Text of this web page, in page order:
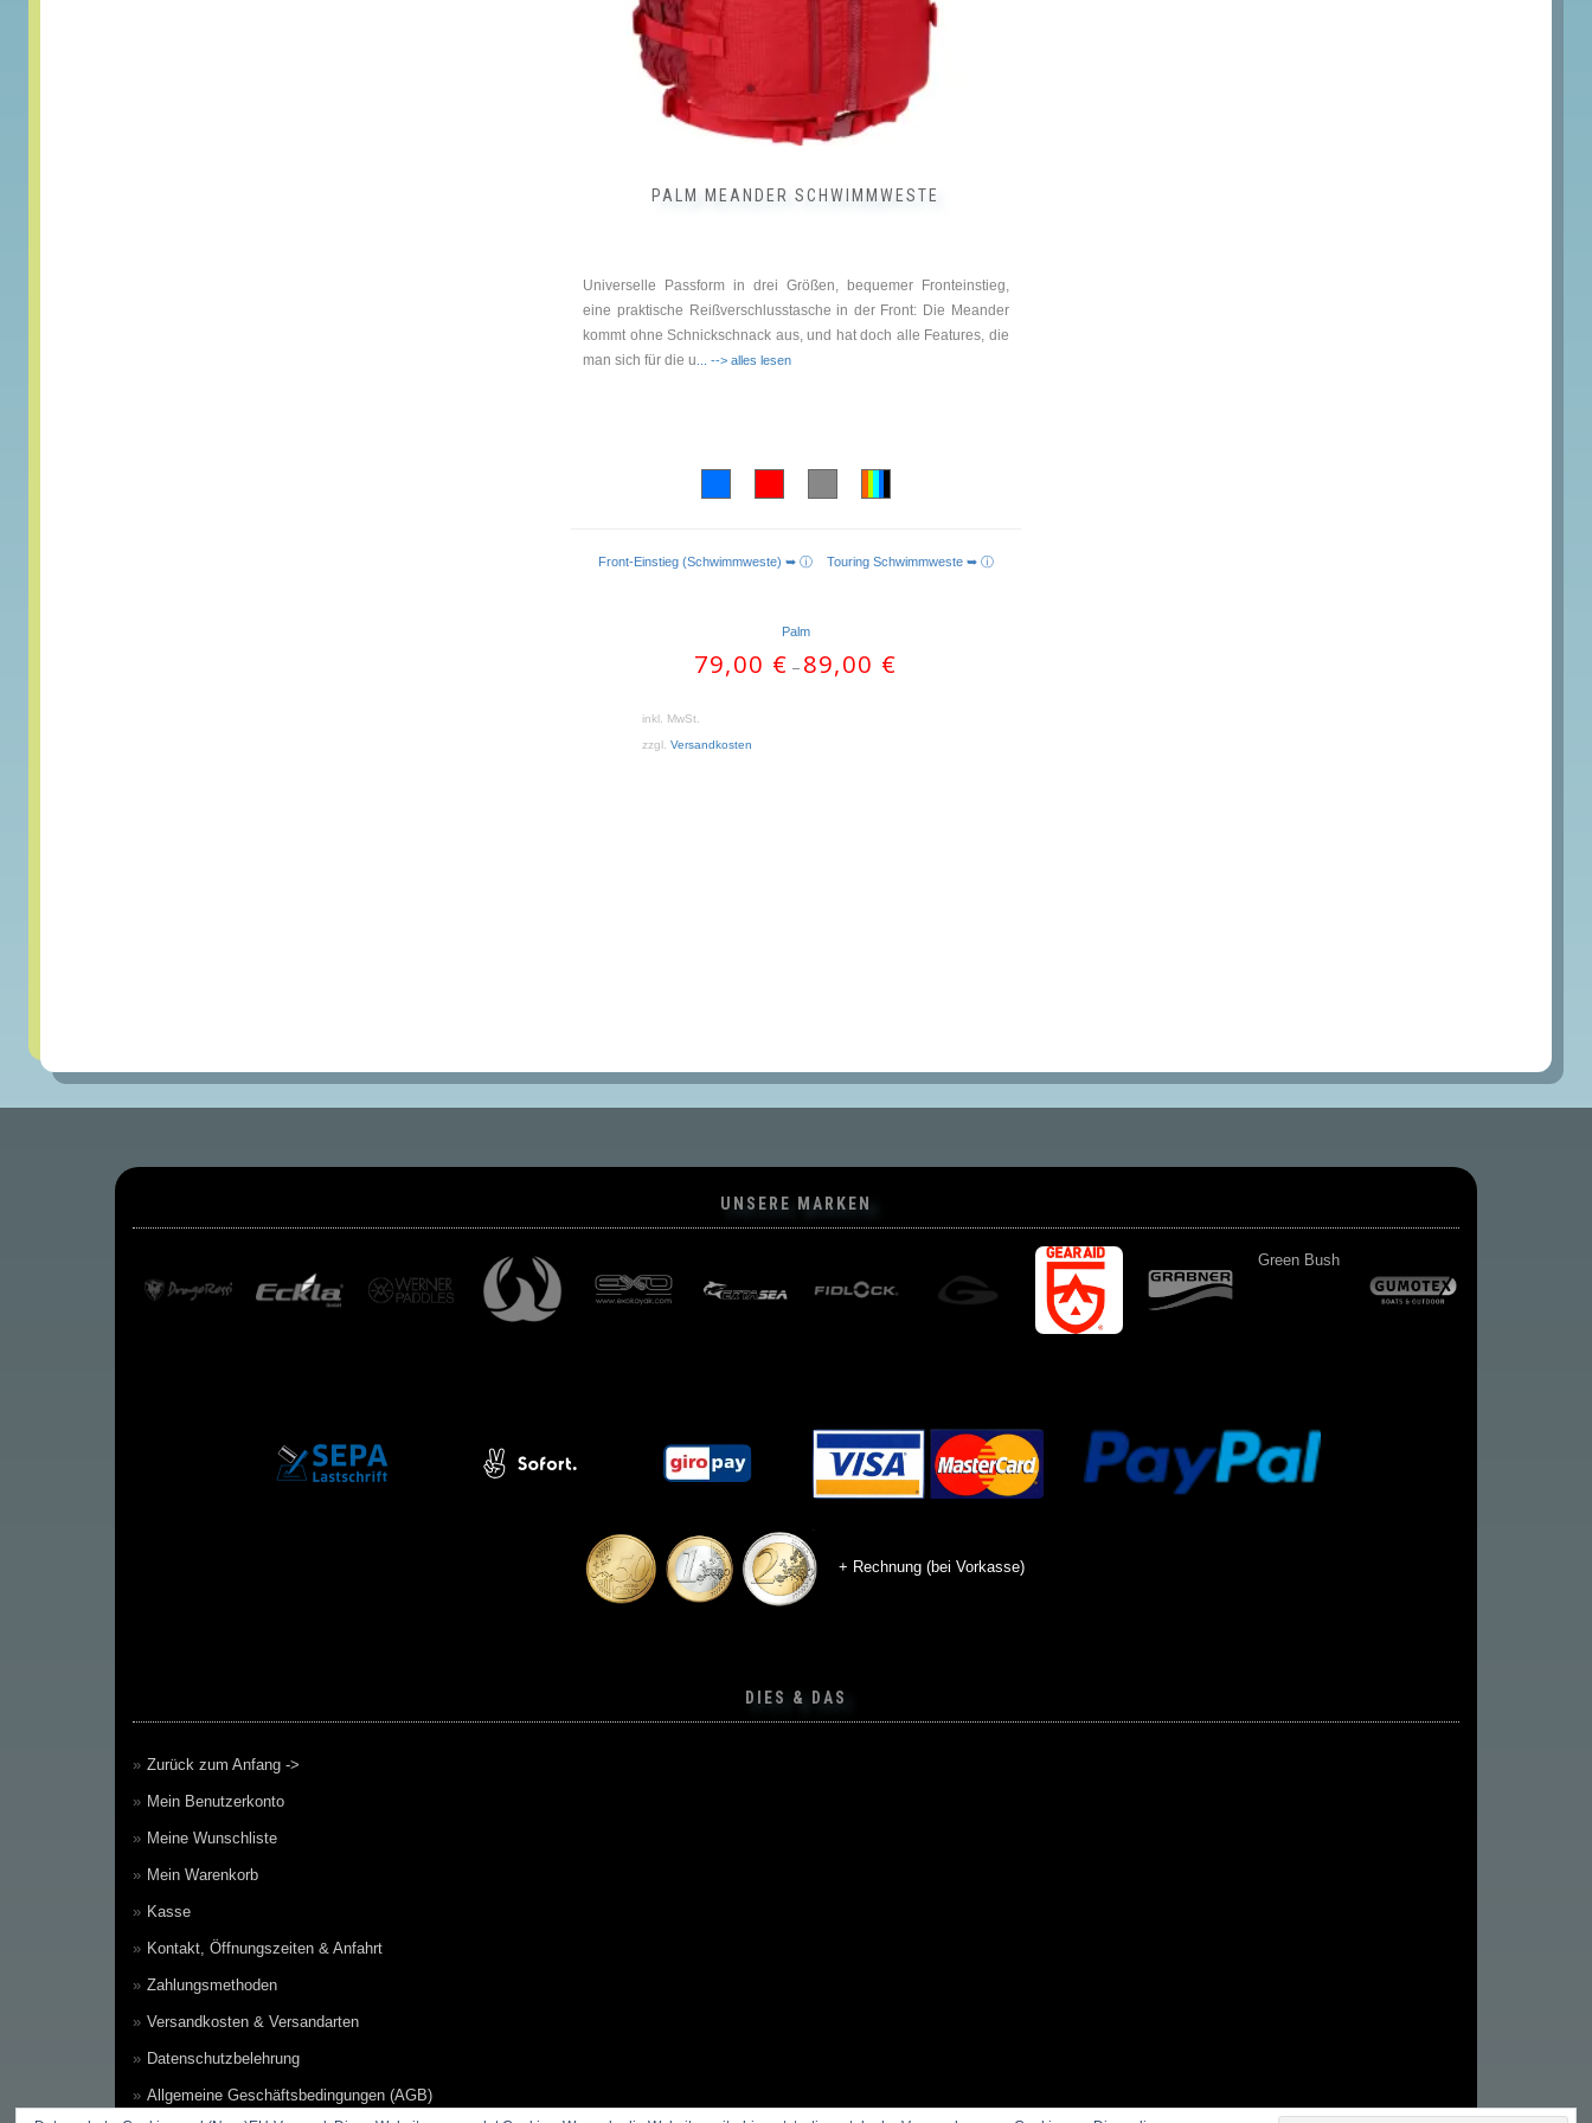
PALM MEANDER SCHWIMMWESTE
Universelle Passform in drei Größen, bequemer Fronteinstieg,
eine praktische Reißverschlusstasche in der Front: Die Meander
kommt ohne Schnickschnack aus, und hat doch alle Features, die
man sich für die u
... --> alles lesen
Front-Einstieg (Schwimmweste) ➥ ⓘ Touring Schwimmweste ➥ ⓘ
Palm
79,00 € – 89,00 €
inkl. MwSt.
zzgl.Versandkosten
UNSERE MARKEN
Green Bush
+ Rechnung (bei Vorkasse)
DIES & DAS
Zurück zum Anfang ->
Mein Benutzerkonto
Meine Wunschliste
Mein Warenkorb
Kasse
Kontakt, Öffnungszeiten & Anfahrt
Zahlungsmethoden
Versandkosten & Versandarten
Datenschutzbelehrung
Allgemeine Geschäftsbedingungen (AGB)